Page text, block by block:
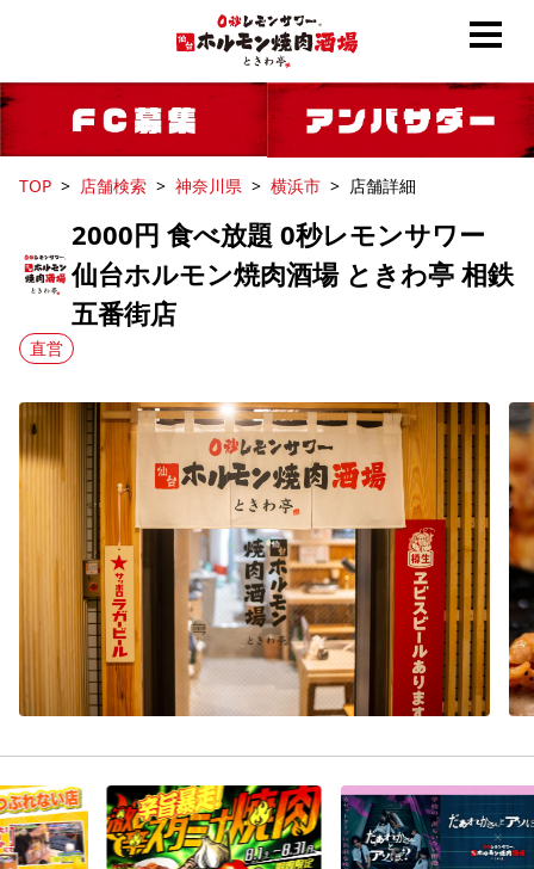
TOP 店舗検索 神奈川県 横浜市 店舗詳細
2000円 食べ放題 0秒レモンサワー
仙台ホルモン焼肉酒場 ときわ亭 相鉄
五番街店
直営